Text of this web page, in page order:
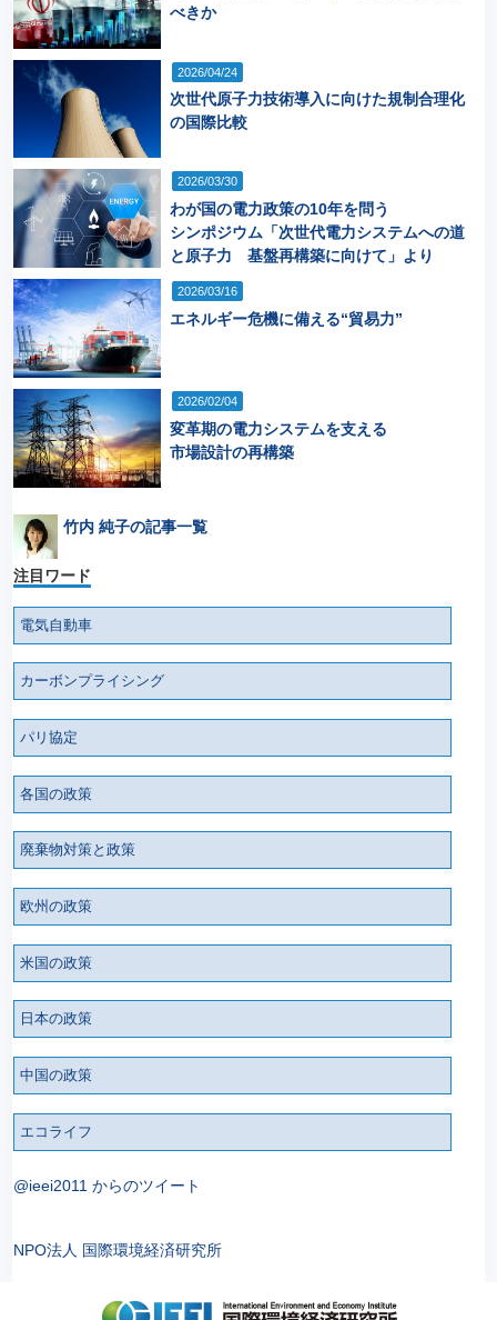
べきか
2026/04/24
次世代原子力技術導入に向けた規制合理化
の国際比較
2026/03/30
わが国の電力政策の10年を問う
シンポジウム「次世代電力システムへの道
と原子力 基盤再構築に向けて」より
2026/03/16
エネルギー危機に備える“貿易力”
2026/02/04
変革期の電力システムを支える
市場設計の再構築
竹内 純子の記事一覧
注目ワード
電気自動車
カーボンプライシング
パリ協定
各国の政策
廃棄物対策と政策
欧州の政策
米国の政策
日本の政策
中国の政策
エコライフ
@ieei2011 からのツイート
NPO法人 国際環境経済研究所